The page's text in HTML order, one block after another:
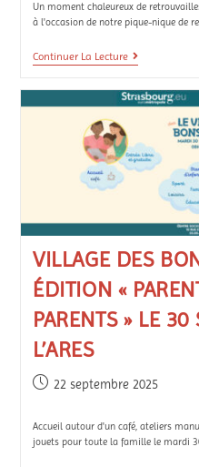
Un moment chaleureux de
à l'occasion de notre pique-nique de
Continuer La Lecture
VILLAGE DES
ÉDITION «
PARENTS » LE 30
L’ARES
22 septembre 2025
Accueil autour d'un café, ateliers
jouets pour toute la famille le mardi